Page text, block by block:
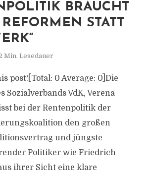
BRAUCHT
STATT
Min. Lesedauer
post![Total: 0 Average: 0]Die
Sozialverbands VdK, Verena
bei der Rentenpolitik der
den großen
und jüngste
Politiker wie Friedrich
ihrer Sicht eine klare